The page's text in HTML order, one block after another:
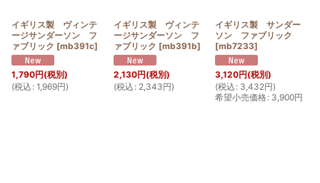
イギリス製 ヴィンテ
ージサンダーソン フ
ァブリック [mb391c]
1,790円(税別)
(税込 : 1,969円)
イギリス製 ヴィンテ
ージサンダーソン フ
ァブリック [mb391b]
2,130円(税別)
(税込 : 2,343円)
イギリス製 サンダー
ソン ファブリック
[mb7233]
3,120円(税別)
(税込 : 3,432円)
希望小売価格: 3,900円